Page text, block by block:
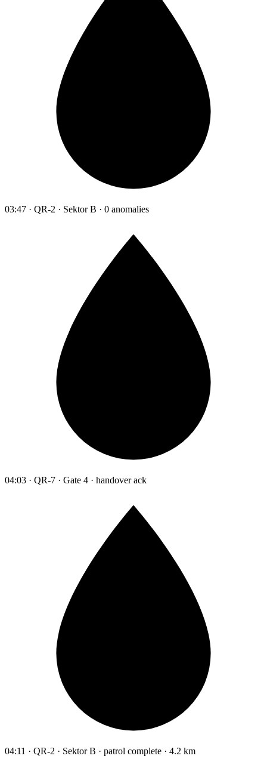
03:47 · QR-2 · Sektor B · 0 anomalies
04:03 · QR-7 · Gate 4 · handover ack
04:11 · QR-2 · Sektor B · patrol complete · 4.2 km